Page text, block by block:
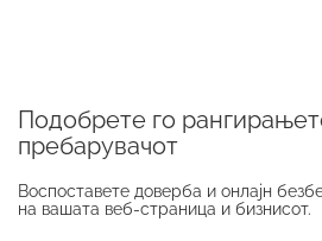
Подобрете го
пребарувачот
Воспоставете доверба и онлајн
на вашата веб-страница и бизнисот.